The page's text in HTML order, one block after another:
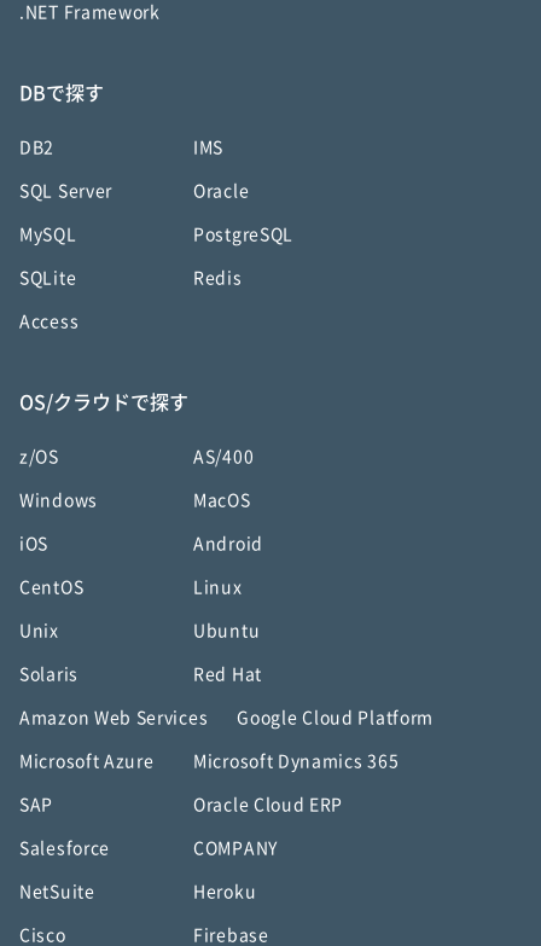
.NET Framework
DBで探す
DB2 IMS
SQL Server Oracle
MySQL PostgreSQL
SQLite Redis
Access
OS/クラウドで探す
z/OS AS/400
Windows MacOS
iOS Android
CentOS Linux
Unix Ubuntu
Solaris Red Hat
Amazon Web Services Google Cloud Platform
Microsoft Azure Microsoft Dynamics 365
SAP Oracle Cloud ERP
Salesforce COMPANY
NetSuite Heroku
Cisco Firebase